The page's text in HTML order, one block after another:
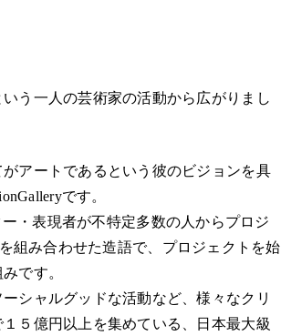
う一人の芸術家の活動から広がりまし
アートであるという彼のビジョンを具
です。
・表現者が不特定多数の人からプロジ
組み合わせた造語で、プロジェクトを始
です。
シャルグッドな活動など、様々なクリ
５億円以上を集めている、日本最大級